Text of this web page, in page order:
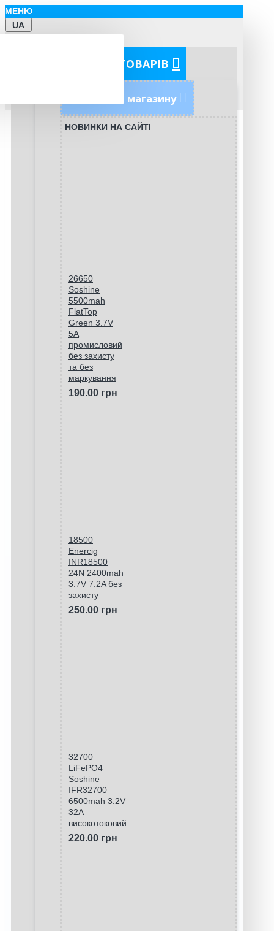
МЕНЮ
UA
КАТЕГОРІЇ ТОВАРІВ
Новинки магазину
НОВИНКИ НА САЙТІ
26650
Soshine
5500mah
FlatTop
Green 3.7V
5A
промисловий
без захисту
та без
маркування
190.00 грн
18500
Enercig
INR18500
24N 2400mah
3.7V 7.2A без
захисту
250.00 грн
32700
LiFePO4
Soshine
IFR32700
6500mah 3.2V
32A
високотоковий
220.00 грн